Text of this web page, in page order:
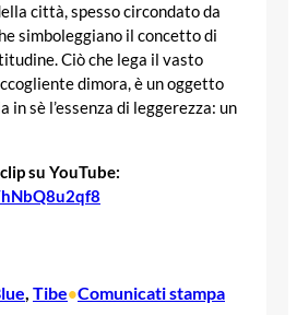
città, spesso circondato da
simboleggiano il concetto di
Ciò che lega il vasto
dimora, è un oggetto
in sè l’essenza di leggerezza: un
su YouTube:
Tibe•Comunicati stampa